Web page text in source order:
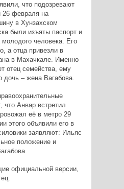
что подозревают
26 февраля на
в Хунзахском
были изъяты паспорт и
молодого человека. Его
а отца привезли в
в Махачкале. Именно
отец семейства, ему
дочь – жена Вагабова.
что Анвар встретил
её в метро 29
этого объявили его в
заявляют: Ильяс
положение и
официальной версии,